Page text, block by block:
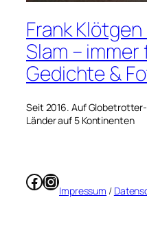
Frank
Slam –
Gedichte &
Seit 2016. Auf
Länder auf 5 Kontinenten
Facebook
Instagram
Impressum /